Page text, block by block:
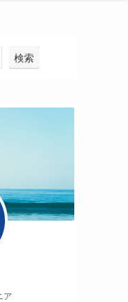
検索
ア